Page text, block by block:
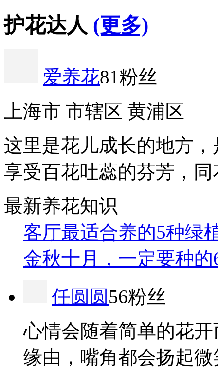
护花达人 (更多)
爱养花81粉丝
上海市 市辖区 黄浦区
这里是花儿成长的地方
享受百花吐蕊的芬芳，
最新养花知识
客厅最适合养的5种绿
金秋十月，一定要种
任圆圆56粉丝
心情会随着简单的花
缘由，嘴角都会扬起